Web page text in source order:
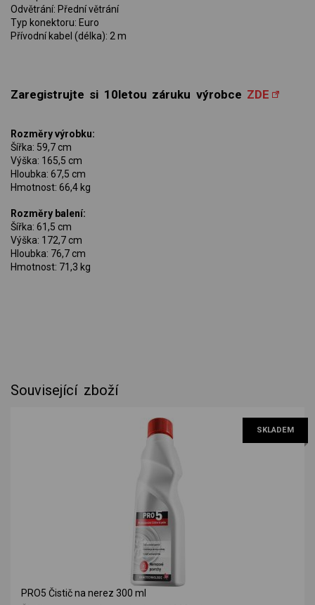
Odvětrání: Přední větrání
Typ konektoru: Euro
Přívodní kabel (délka): 2 m
Zaregistrujte si 10letou záruku výrobce ZDE
Rozměry výrobku:
Šířka: 59,7 cm
Výška: 165,5 cm
Hloubka: 67,5 cm
Hmotnost: 66,4 kg
Rozměry balení:
Šířka: 61,5 cm
Výška: 172,7 cm
Hloubka: 76,7 cm
Hmotnost: 71,3 kg
Související zboží
SKLADEM
PRO5 Čistič na nerez 300 ml